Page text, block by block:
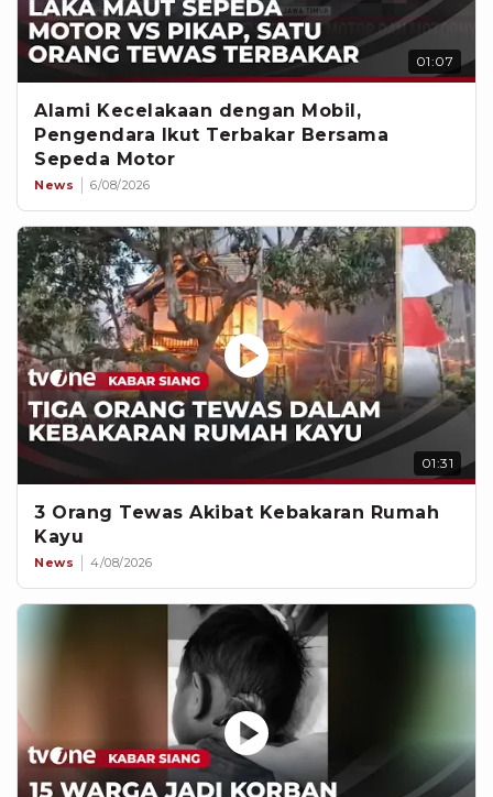
01:07
Alami Kecelakaan dengan Mobil,
Pengendara Ikut Terbakar Bersama
Sepeda Motor
News 6/08/2026
01:31
3 Orang Tewas Akibat Kebakaran Rumah
Kayu
News 4/08/2026